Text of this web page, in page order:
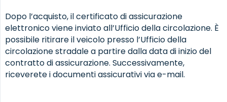
Dopo l’acquisto, il certificato di assicurazione
elettronico viene inviato all’Ufficio della circolazione. È
possibile ritirare il veicolo presso l’Ufficio della
circolazione stradale a partire dalla data di inizio del
contratto di assicurazione. Successivamente,
riceverete i documenti assicurativi via e-mail.